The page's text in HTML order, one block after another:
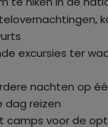
excursies ter
nachten op
dag reizen
camps voor de